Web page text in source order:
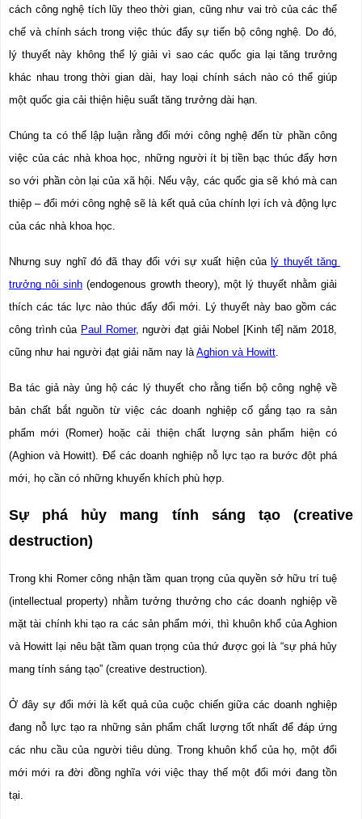
cách công nghệ tích lũy theo thời gian, cũng như vai trò của các thể
chế và chính sách trong việc thúc đẩy sự tiến bộ công nghệ. Do đó,
lý thuyết này không thể lý giải vì sao các quốc gia lại tăng trưởng
khác nhau trong thời gian dài, hay loại chính sách nào có thể giúp
một quốc gia cải thiện hiệu suất tăng trưởng dài hạn.
Chúng ta có thể lập luận rằng đổi mới công nghệ đến từ phần công
việc của các nhà khoa học, những người ít bị tiền bạc thúc đẩy hơn
so với phần còn lại của xã hội. Nếu vậy, các quốc gia sẽ khó mà can
thiệp – đổi mới công nghệ sẽ là kết quả của chính lợi ích và động lực
của các nhà khoa học.
Nhưng suy nghĩ đó đã thay đổi với sự xuất hiện của lý thuyết tăng
trưởng nội sinh (endogenous growth theory), một lý thuyết nhằm giải
thích các tác lực nào thúc đẩy đổi mới. Lý thuyết này bao gồm các
công trình của Paul Romer, người đạt giải Nobel [Kinh tế] năm 2018,
cũng như hai người đạt giải năm nay là Aghion và Howitt
Ba tác giả này ủng hộ các lý thuyết cho rằng tiến bộ công nghệ về
bản chất bắt nguồn từ việc các doanh nghiệp cố gắng tạo ra sản
phẩm mới (Romer) hoặc cải thiện chất lượng sản phẩm hiện có
(Aghion và Howitt). Để các doanh nghiệp nỗ lực tạo ra bước đột phá
mới, họ cần có những khuyến khích phù hợp.
Sự phá hủy mang tính sáng tạo (creative
destruction)
Trong khi Romer công nhận tầm quan trọng của quyền sở hữu trí tuệ
(intellectual property) nhằm tưởng thưởng cho các doanh nghiệp về
mặt tài chính khi tạo ra các sản phẩm mới, thì khuôn khổ của Aghion
và Howitt lại nêu bật tầm quan trọng của thứ được gọi là “sự phá hủy
mang tính sáng tạo” (creative destruction).
Ở đây sự đổi mới là kết quả của cuộc chiến giữa các doanh nghiệp
đang nỗ lực tạo ra những sản phẩm chất lượng tốt nhất để đáp ứng
các nhu cầu của người tiêu dùng. Trong khuôn khổ của họ, một đổi
mới mới ra đời đồng nghĩa với việc thay thế một đổi mới đang tồn
tại.